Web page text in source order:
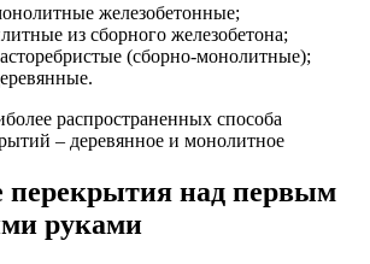
железобетонные;
из сборного железобетона;
(сборно-монолитные);
распространенных способа
– деревянное и монолитное
перекрытия над первым
руками